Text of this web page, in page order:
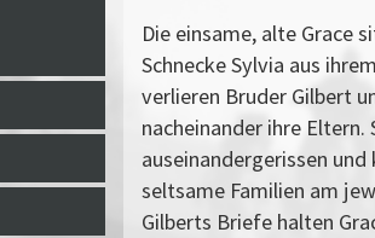
Die einsame, alte Grace
Schnecke Sylvia aus
verlieren Bruder Gilbert
nacheinander ihre
auseinandergerissen
seltsame Familien am
Gilberts Briefe halten